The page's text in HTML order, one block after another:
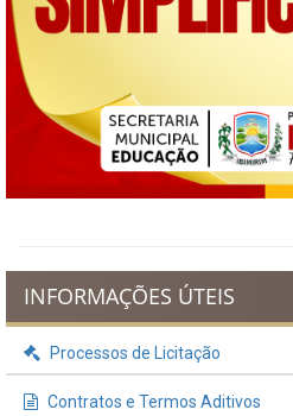
INFORMAÇÕES ÚTEIS
Processos de Licitação
Contratos e Termos Aditivos